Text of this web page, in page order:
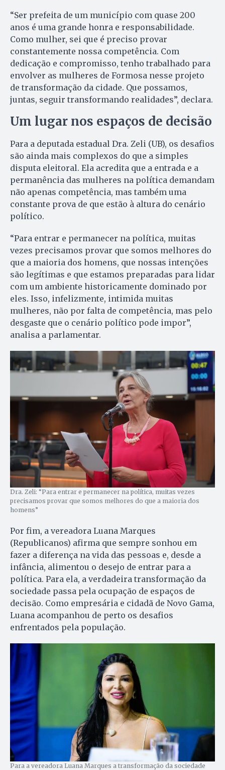
“Ser prefeita de um município com quase 200
anos é uma grande honra e responsabilidade.
Como mulher, sei que é preciso provar
constantemente nossa competência. Com
dedicação e compromisso, tenho trabalhado para
envolver as mulheres de Formosa nesse projeto
de transformação da cidade. Que possamos,
juntas, seguir transformando realidades”, declara.
Um lugar nos espaços de decisão
Para a deputada estadual Dra. Zeli (UB), os desafios
são ainda mais complexos do que a simples
disputa eleitoral. Ela acredita que a entrada e a
permanência das mulheres na política demandam
não apenas competência, mas também uma
constante prova de que estão à altura do cenário
político.
“Para entrar e permanecer na política, muitas
vezes precisamos provar que somos melhores do
que a maioria dos homens, que nossas intenções
são legítimas e que estamos preparadas para lidar
com um ambiente historicamente dominado por
eles. Isso, infelizmente, intimida muitas
mulheres, não por falta de competência, mas pelo
desgaste que o cenário político pode impor”,
analisa a parlamentar.
Dra. Zeli: “Para entrar e permanecer na política, muitas vezes
precisamos provar que somos melhores do que a maioria dos
homens”
Por fim, a vereadora Luana Marques
(Republicanos) afirma que sempre sonhou em
fazer a diferença na vida das pessoas e, desde a
infância, alimentou o desejo de entrar para a
política. Para ela, a verdadeira transformação da
sociedade passa pela ocupação de espaços de
decisão. Como empresária e cidadã de Novo Gama,
Luana acompanhou de perto os desafios
enfrentados pela população.
Para a vereadora Luana Marques a transformação da sociedade